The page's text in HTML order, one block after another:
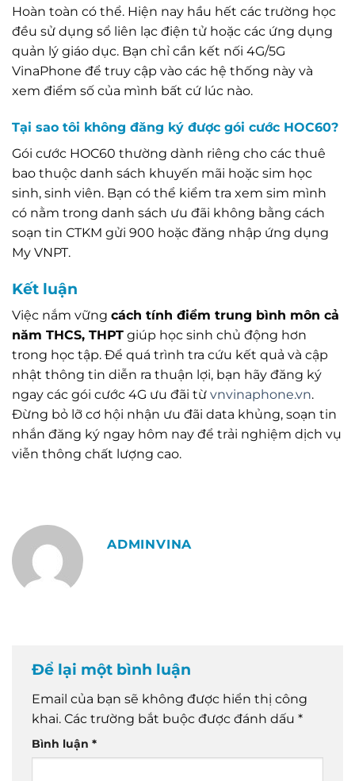
Hoàn toàn có thể. Hiện nay hầu hết các trường học
đều sử dụng sổ liên lạc điện tử hoặc các ứng dụng
quản lý giáo dục. Bạn chỉ cần kết nối 4G/5G
VinaPhone để truy cập vào các hệ thống này và
xem điểm số của mình bất cứ lúc nào.
Tại sao tôi không đăng ký được gói cước HOC60?
Gói cước HOC60 thường dành riêng cho các thuê
bao thuộc danh sách khuyến mãi hoặc sim học
sinh, sinh viên. Bạn có thể kiểm tra xem sim mình
có nằm trong danh sách ưu đãi không bằng cách
soạn tin CTKM gửi 900 hoặc đăng nhập ứng dụng
My VNPT.
Kết luận
Việc nắm vững cách tính điểm trung bình môn cả
năm THCS, THPT giúp học sinh chủ động hơn
trong học tập. Để quá trình tra cứu kết quả và cập
nhật thông tin diễn ra thuận lợi, bạn hãy đăng ký
ngay các gói cước 4G ưu đãi từ vnvinaphone.vn.
Đừng bỏ lỡ cơ hội nhận ưu đãi data khủng, soạn tin
nhắn đăng ký ngay hôm nay để trải nghiệm dịch vụ
viễn thông chất lượng cao.
ADMINVINA
Để lại một bình luận
Email của bạn sẽ không được hiển thị công
khai. Các trường bắt buộc được đánh dấu *
Bình luận *